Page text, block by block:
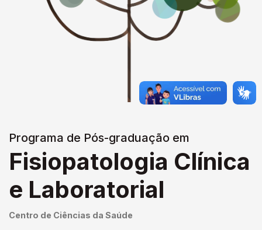
Programa de Pós-graduação em
Fisiopatologia Clínica
e Laboratorial
Centro de Ciências da Saúde